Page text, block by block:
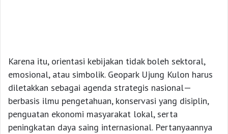
Karena itu, orientasi kebijakan tidak boleh sektoral,
emosional, atau simbolik. Geopark Ujung Kulon harus
diletakkan sebagai agenda strategis nasional—
berbasis ilmu pengetahuan, konservasi yang disiplin,
penguatan ekonomi masyarakat lokal, serta
peningkatan daya saing internasional. Pertanyaannya